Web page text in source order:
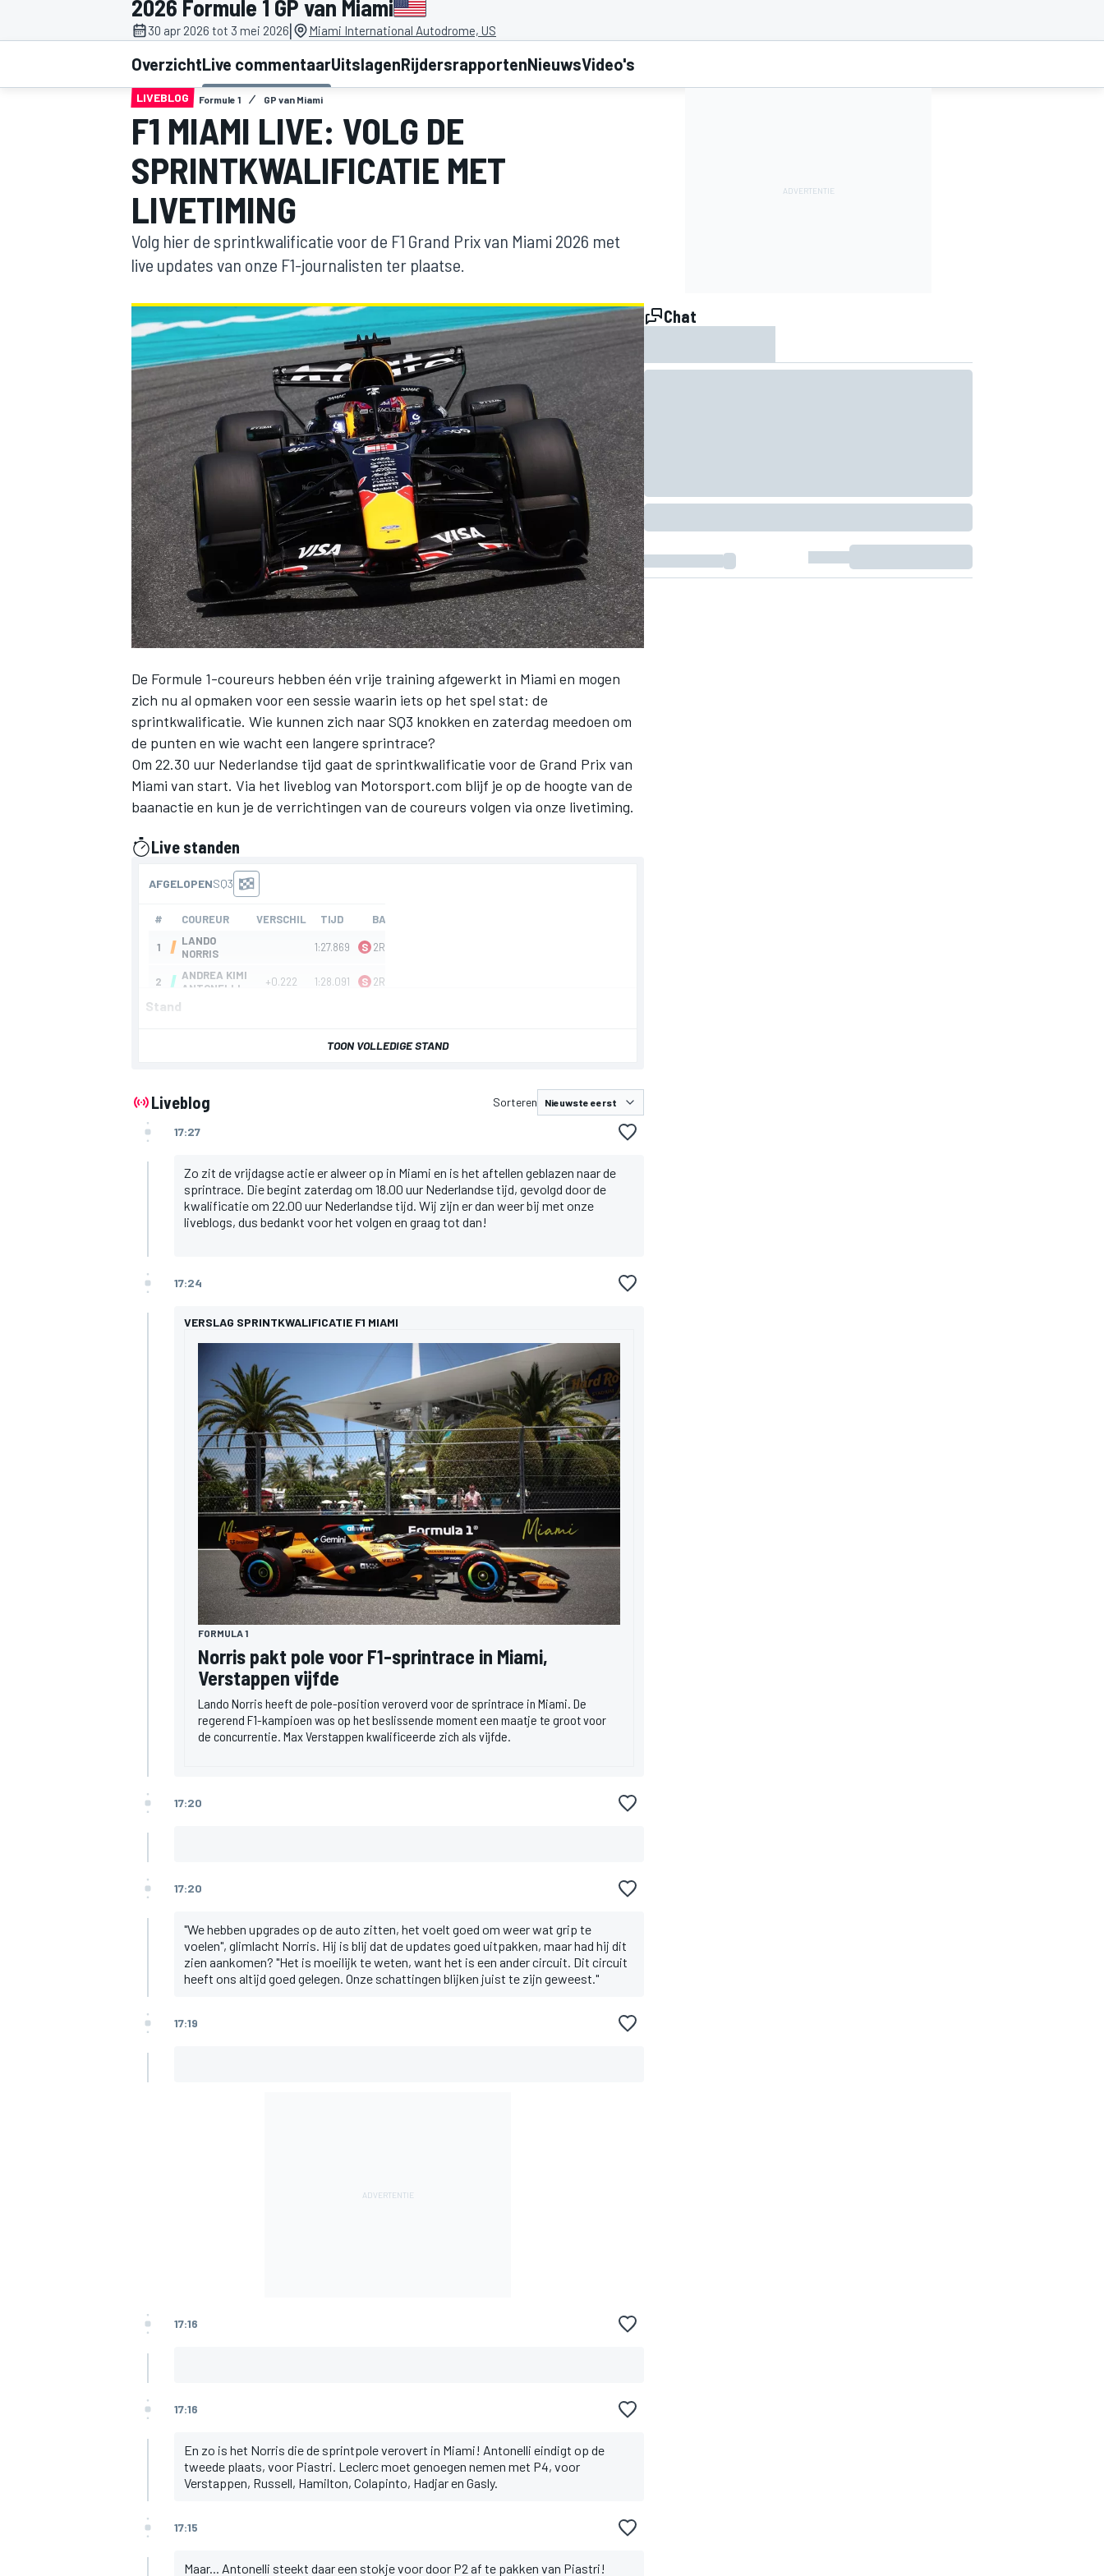
MOTOGP
INDYCAR
WEC DTM
MEER RACEKLASSEN
2026 Formule 1 GP van Miami
30 apr 2026 tot 3 mei 2026| Miami International Autodrome, US
OverzichtLive commentaarUitslagenRijdersrapportenNieuwsVideo's
LIVEBLOG Formule 1 GP van Miami
F1 MIAMI LIVE: VOLG DE
SPRINTKWALIFICATIE MET
LIVETIMING
Volg hier de sprintkwalificatie voor de F1 Grand Prix van Miami 2026 met
live updates van onze F1-journalisten ter plaatse.
De Formule 1-coureurs hebben één vrije training afgewerkt in Miami en mogen
zich nu al opmaken voor een sessie waarin iets op het spel stat: de
sprintkwalificatie. Wie kunnen zich naar SQ3 knokken en zaterdag meedoen om
de punten en wie wacht een langere sprintrace?
Om 22.30 uur Nederlandse tijd gaat de sprintkwalificatie voor de Grand Prix van
Miami van start. Via het liveblog van Motorsport.com blijf je op de hoogte van de
baanactie en kun je de verrichtingen van de coureurs volgen via onze livetiming.
Live standen
gepresenteerd door
Stand
TOON VOLLEDIGE STAND
Liveblog Sorteren
17:27
Zo zit de vrijdagse actie er alweer op in Miami en is het aftellen geblazen naar de
sprintrace. Die begint zaterdag om 18.00 uur Nederlandse tijd, gevolgd door de
kwalificatie om 22.00 uur Nederlandse tijd. Wij zijn er dan weer bij met onze
liveblogs, dus bedankt voor het volgen en graag tot dan!
17:24
VERSLAG SPRINTKWALIFICATIE F1 MIAMI
FORMULA 1
Norris pakt pole voor F1-sprintrace in Miami,
Verstappen vijfde
Lando Norris heeft de pole-position veroverd voor de sprintrace in Miami. De
regerend F1-kampioen was op het beslissende moment een maatje te groot voor
de concurrentie. Max Verstappen kwalificeerde zich als vijfde.
17:20
17:20
"We hebben upgrades op de auto zitten, het voelt goed om weer wat grip te
voelen", glimlacht Norris. Hij is blij dat de updates goed uitpakken, maar had hij dit
zien aankomen? "Het is moeilijk te weten, want het is een ander circuit. Dit circuit
heeft ons altijd goed gelegen. Onze schattingen blijken juist te zijn geweest."
17:19
17:16
17:16
En zo is het Norris die de sprintpole verovert in Miami! Antonelli eindigt op de
tweede plaats, voor Piastri. Leclerc moet genoegen nemen met P4, voor
Verstappen, Russell, Hamilton, Colapinto, Hadjar en Gasly.
17:15
Maar... Antonelli steekt daar een stokje voor door P2 af te pakken van Piastri!
Chat